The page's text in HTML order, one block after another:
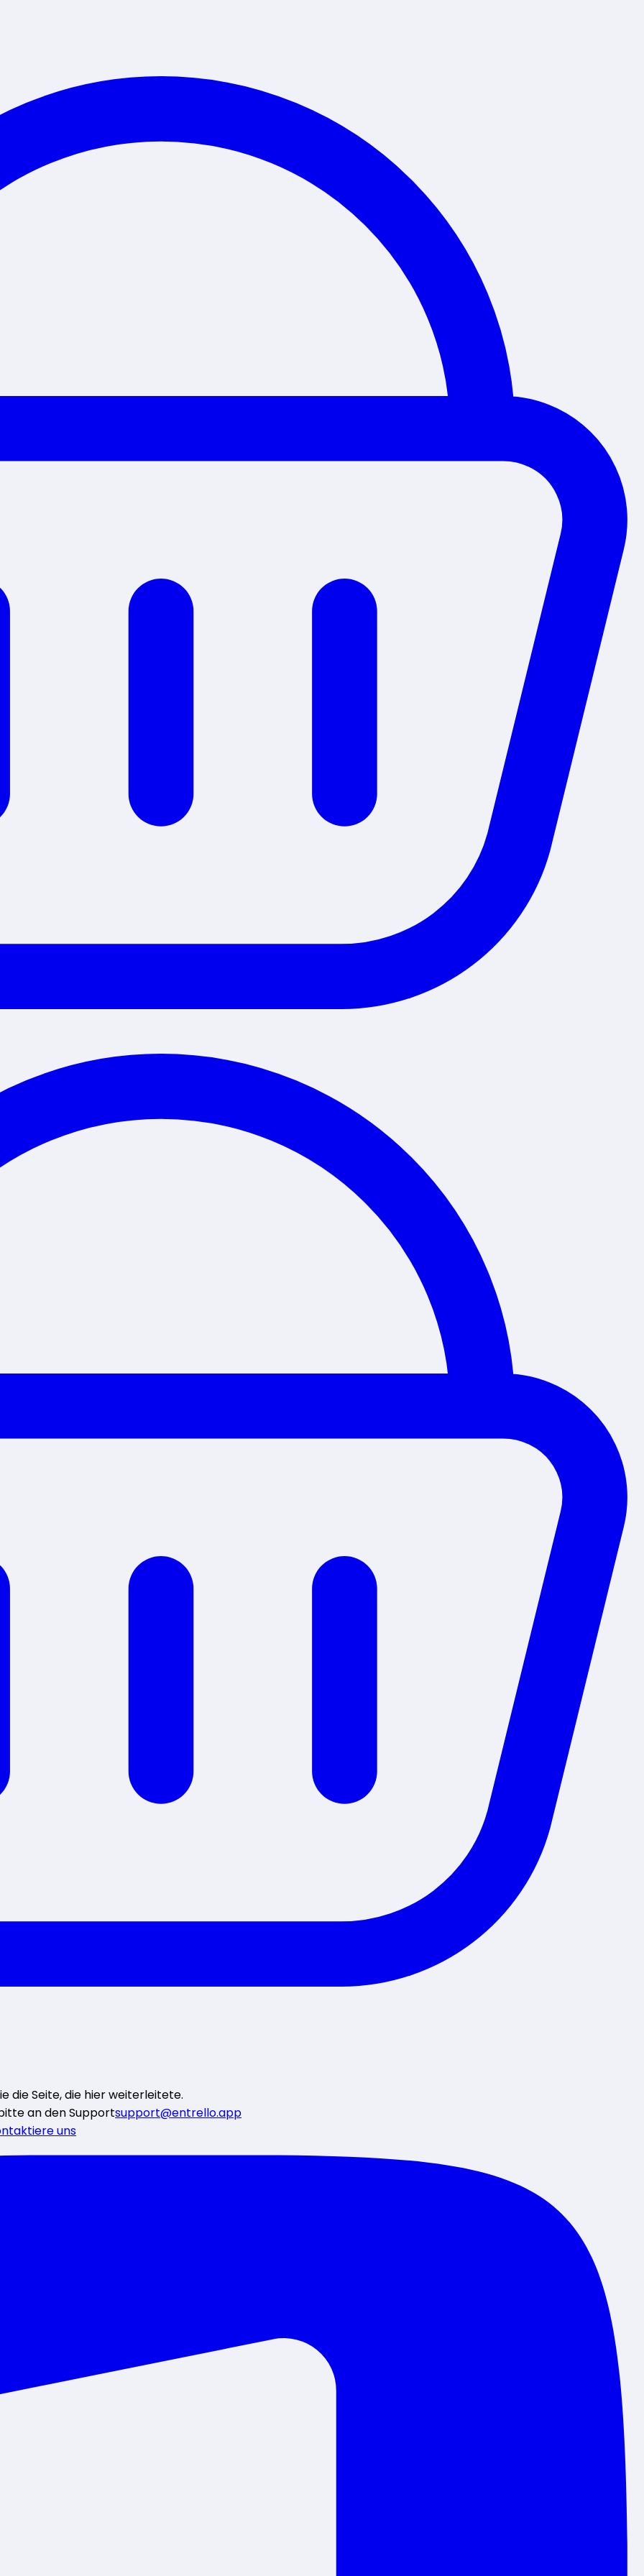
die Seite, die hier weiterleitete.
an den Supportsupport@entrello.app
uns